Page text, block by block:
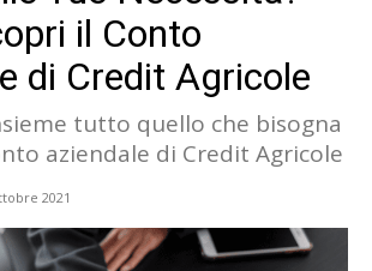
il Conto
di Credit Agricole
tutto quello che bisogna
aziendale di Credit Agricole
2021